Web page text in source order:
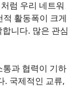
럼 우리 네트워
활동폭이 크게
니다. 많은 관심
과 협력이 기하
. 국제적인 교류,